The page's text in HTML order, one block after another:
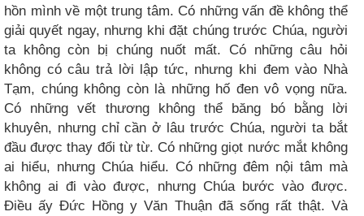
hồn mình về một trung tâm. Có những vấn đề không thể
giải quyết ngay, nhưng khi đặt chúng trước Chúa, người
ta không còn bị chúng nuốt mất. Có những câu hỏi
không có câu trả lời lập tức, nhưng khi đem vào Nhà
Tạm, chúng không còn là những hố đen vô vọng nữa.
Có những vết thương không thể băng bó bằng lời
khuyên, nhưng chỉ cần ở lâu trước Chúa, người ta bắt
đầu được thay đổi từ từ. Có những giọt nước mắt không
ai hiểu, nhưng Chúa hiểu. Có những đêm nội tâm mà
không ai đi vào được, nhưng Chúa bước vào được.
Điều ấy Đức Hồng y Văn Thuận đã sống rất thật. Và